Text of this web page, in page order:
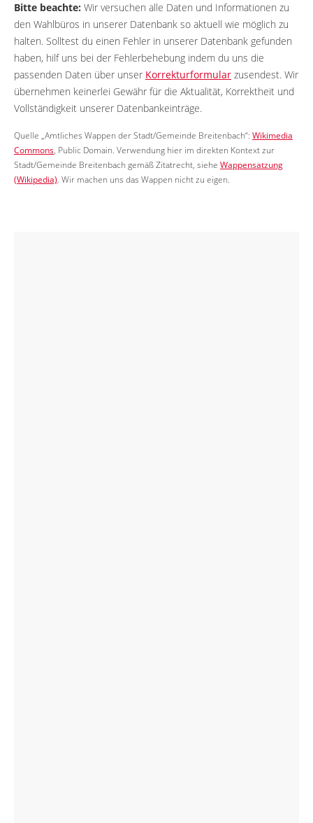
Bitte beachte: Wir versuchen alle Daten und Informationen zu
den Wahlbüros in unserer Datenbank so aktuell wie möglich zu
halten. Solltest du einen Fehler in unserer Datenbank gefunden
haben, hilf uns bei der Fehlerbehebung indem du uns die
passenden Daten über unser Korrekturformular zusendest. Wir
übernehmen keinerlei Gewähr für die Aktualität, Korrektheit und
Vollständigkeit unserer Datenbankeinträge.
Quelle „Amtliches Wappen der Stadt/Gemeinde Breitenbach“: Wikimedia
Commons, Public Domain. Verwendung hier im direkten Kontext zur
Stadt/Gemeinde Breitenbach gemäß Zitatrecht, siehe Wappensatzung
(Wikipedia). Wir machen uns das Wappen nicht zu eigen.